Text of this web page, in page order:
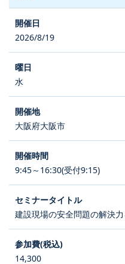
2026/8/19
水
大阪府大阪市
9:45～16:30(受付9:15)
建設現場の安全問題の解決
14,300